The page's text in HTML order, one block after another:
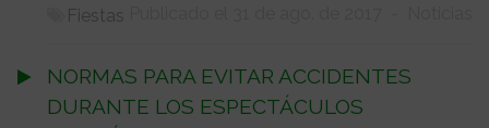
Fiestas
NORMAS PARA EVITAR ACCIDENTES
DURANTE LOS ESPECTÁCULOS